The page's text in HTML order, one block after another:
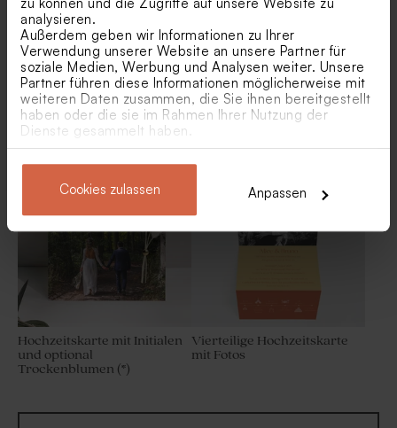
analysieren.
Außerdem geben wir Informationen zu Ihrer
Verwendung unserer Website an unsere Partner für
soziale Medien, Werbung und Analysen weiter. Unsere
Partner führen diese Informationen möglicherweise mit
weiteren Daten zusammen, die Sie ihnen bereitgestellt
haben oder die sie im Rahmen Ihrer Nutzung der
Dienste gesammelt haben.
Cookies zulassen Anpassen
Klassische
Herzförmige
Hochzeitskarte mit Initialen
und optional
Trockenblumen (*)
Vierteilige Hochzeitskarte
mit Fotos